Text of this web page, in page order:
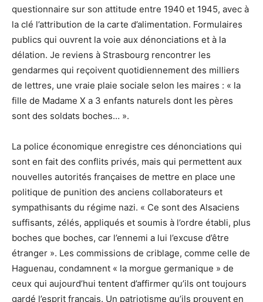
questionnaire sur son attitude entre 1940 et 1945, avec à
la clé l’attribution de la carte d’alimentation. Formulaires
publics qui ouvrent la voie aux dénonciations et à la
délation. Je reviens à Strasbourg rencontrer les
gendarmes qui reçoivent quotidiennement des milliers
de lettres, une vraie plaie sociale selon les maires : « la
fille de Madame X a 3 enfants naturels dont les pères
sont des soldats boches… ».
La police économique enregistre ces dénonciations qui
sont en fait des conflits privés, mais qui permettent aux
nouvelles autorités françaises de mettre en place une
politique de punition des anciens collaborateurs et
sympathisants du régime nazi. « Ce sont des Alsaciens
suffisants, zélés, appliqués et soumis à l’ordre établi, plus
boches que boches, car l’ennemi a lui l’excuse d’être
étranger ». Les commissions de criblage, comme celle de
Haguenau, condamnent « la morgue germanique » de
ceux qui aujourd’hui tentent d’affirmer qu’ils ont toujours
gardé l’esprit français. Un patriotisme qu’ils prouvent en